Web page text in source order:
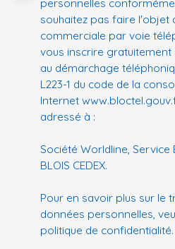
souhaitez pas faire l'objet
commerciale par voie
vous inscrire
au démarchage
L223-1 du code de la
Internet
adressé à :
Société Worldline, Service
BLOIS CEDEX.
Pour en savoir plus sur le
données personnelles,
politique de confidentialité.